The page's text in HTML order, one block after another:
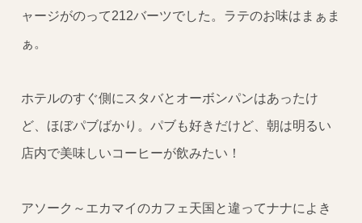
ャージがのって212バーツでした。ラテのお味はまぁま
ぁ。
ホテルのすぐ側にスタバとオーボンパンはあったけ
ど、ほぼパブばかり。パブも好きだけど、朝は明るい
店内で美味しいコーヒーが飲みたい！
アソーク～エカマイのカフェ天国と違ってナナによき